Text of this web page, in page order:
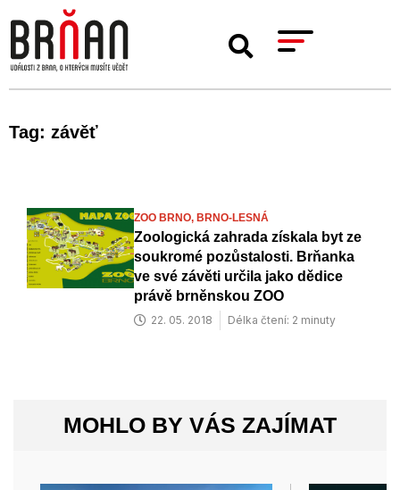
Tag: závěť
ZOO BRNO, BRNO-LESNÁ
Zoologická zahrada získala byt ze
soukromé pozůstalosti. Brňanka
ve své závěti určila jako dědice
právě brněnskou ZOO
22. 05. 2018 Délka čtení: 2 minuty
MOHLO BY VÁS ZAJÍMAT